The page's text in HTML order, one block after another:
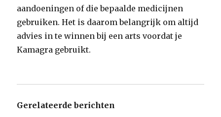
aandoeningen of die bepaalde medicijnen
gebruiken. Het is daarom belangrijk om altijd
advies in te winnen bij een arts voordat je
Kamagra gebruikt.
Gerelateerde berichten